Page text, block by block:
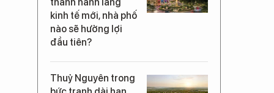
kinh tế mới, nhà phố
nào sẽ hưởng lợi
đầu tiên?
Thuỷ Nguyên trong